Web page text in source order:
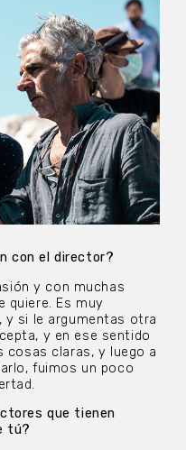
con el director?
y con muchas
quiere. Es muy
y si le argumentas otra
y en ese sentido
cosas claras, y luego a
fuimos un poco
que tienen
tú?